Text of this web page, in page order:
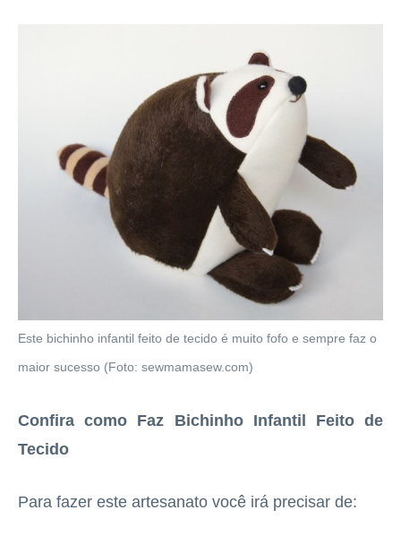
Este bichinho infantil feito de tecido é muito fofo e sempre faz o
maior sucesso (Foto: sewmamasew.com)
Confira como Faz Bichinho Infantil Feito de
Tecido
Para fazer este artesanato você irá precisar de: